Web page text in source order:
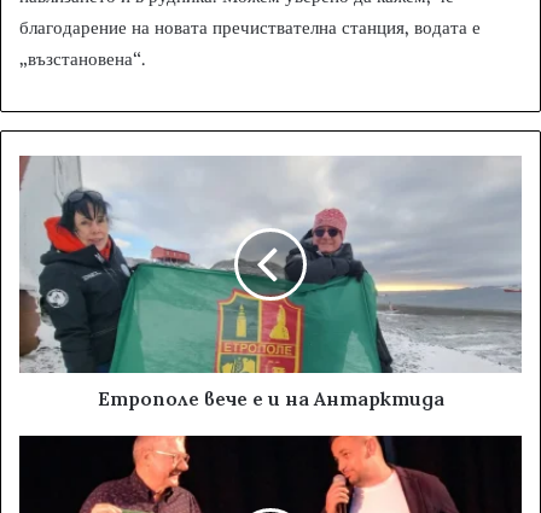
благодарение на новата пречиствателна станция, водата е
„възстановена“.
Етрополе вече е и на Антарктида